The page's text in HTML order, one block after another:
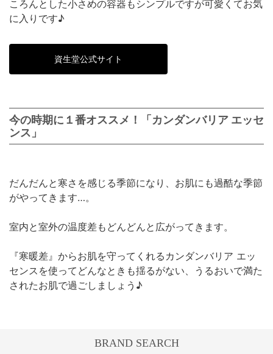
ころんとした小さめの容器もシンプルですが可愛くてお気
に入りです♪
資生堂公式サイト
今の時期に１番オススメ！「カンダンバリア エッセ
ンス」
だんだんと寒さを感じる季節になり、お肌にも過酷な季節
がやってきます…。
室内と室外の温度差もどんどんと広がってきます。
『寒暖差』からお肌を守ってくれるカンダンバリア エッ
センスを使ってどんなときも揺るがない、うるおいで満た
されたお肌で過ごしましょう♪
BRAND SEARCH